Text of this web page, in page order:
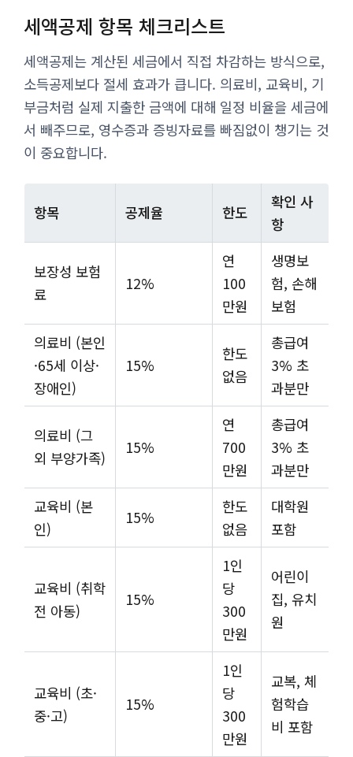
세액공제 항목 체크리스트
세액공제는 계산된 세금에서 직접 차감하는 방식으로,
소득공제보다 절세 효과가 큽니다. 의료비, 교육비, 기
부금처럼 실제 지출한 금액에 대해 일정 비율을 세금에
서 빼주므로, 영수증과 증빙자료를 빠짐없이 챙기는 것
이 중요합니다.
항목 공제율 한도
확인 사
항
보장성 보험
료
12%
연
100
만원
생명보
험, 손해
보험
의료비 (본인
·65세 이상·
장애인)
15%
한도
없음
총급여
3% 초
과분만
의료비 (그
외 부양가족)
15%
연
700
만원
총급여
3% 초
과분만
교육비 (본
인)
15%
한도
없음
대학원
포함
교육비 (취학
전 아동)
15%
1인
당
300
만원
어린이
집, 유치
원
교육비 (초·
중·고)
15%
1인
당
300
만원
교복, 체
험학습
비 포함